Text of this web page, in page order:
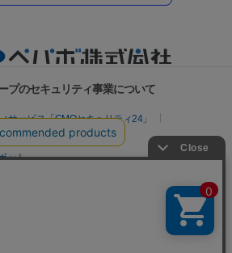
プのセキュリティ事業について
サービス「GMOセキュリティ24」
イトリスク診断
ット
）